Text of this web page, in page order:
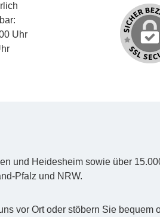
Uhr
und Heidesheim sowie über
Pfalz und NRW.
vor Ort oder stöbern Sie bequem